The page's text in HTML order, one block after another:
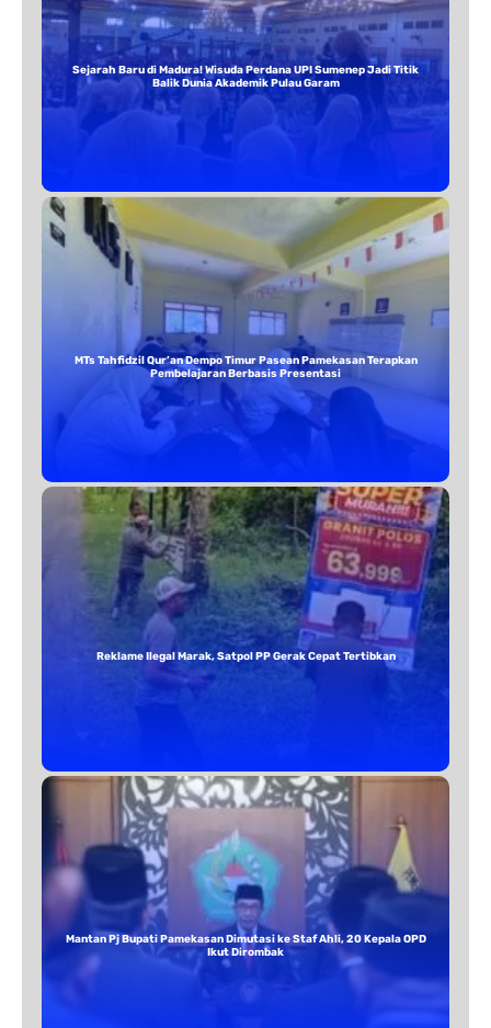
Sejarah Baru di Madura! Wisuda Perdana UPI Sumenep Jadi Titik
Balik Dunia Akademik Pulau Garam
MTs Tahfidzil Qur’an Dempo Timur Pasean Pamekasan Terapkan
Pembelajaran Berbasis Presentasi
Reklame Ilegal Marak, Satpol PP Gerak Cepat Tertibkan
Mantan Pj Bupati Pamekasan Dimutasi ke Staf Ahli, 20 Kepala OPD
Ikut Dirombak